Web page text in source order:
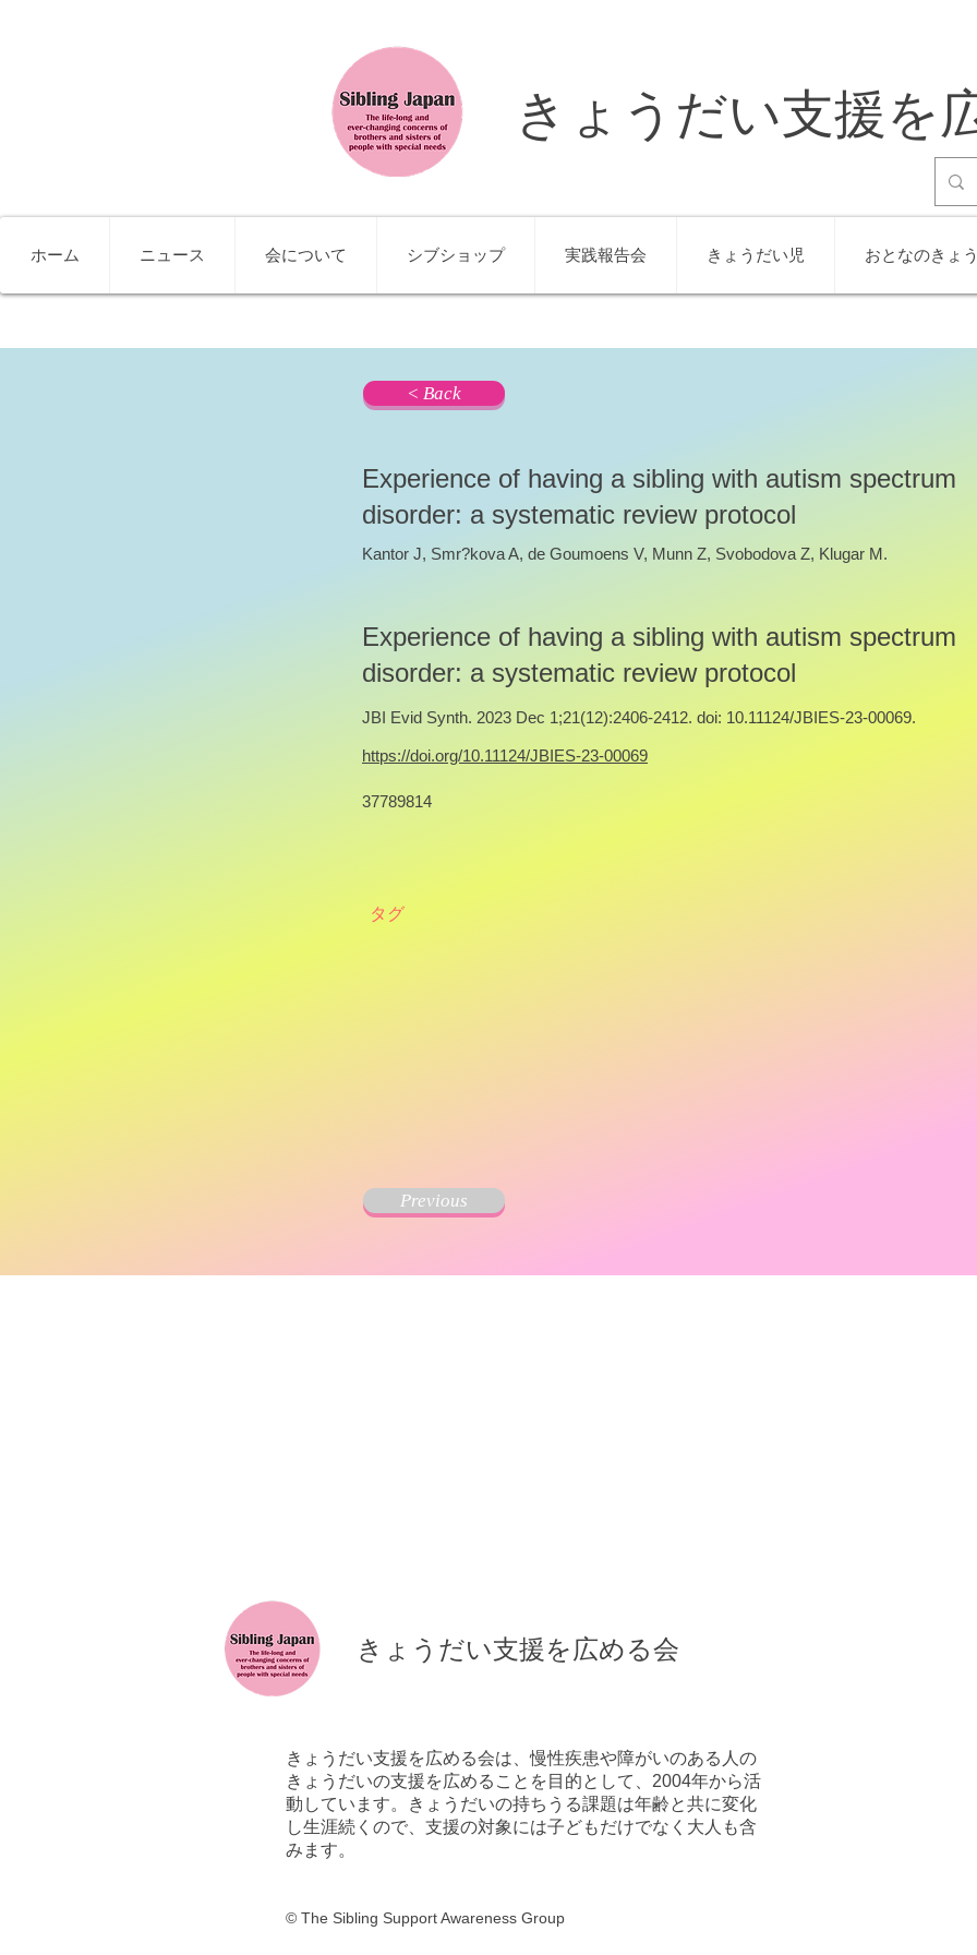
きょうだい支援を
ホーム ニュース 会について シブショップ 実践報告会 きょうだい児 おとなのきょ
< Back
Experience of having a sibling with autism spectrum
disorder: a systematic review protocol
Kantor J, Smr?kova A, de Goumoens V, Munn Z, Svobodova Z, Klugar M.
Experience of having a sibling with autism spectrum
disorder: a systematic review protocol
JBI Evid Synth. 2023 Dec 1;21(12):2406-2412. doi: 10.11124/JBIES-23-00069.
https://doi.org/10.11124/JBIES-23-00069
37789814
タグ
Previous
​きょうだい支援を広める会
きょうだい支援を広める会は、慢性疾患や障がいのある人の
きょうだいの支援を広めることを目的として、2004年から活
動しています。きょうだいの持ちうる課題は年齢と共に変化
し生涯続くので、支援の対象には子どもだけでなく大人も含
みます。
© ​ The Sibling Support Awareness Group